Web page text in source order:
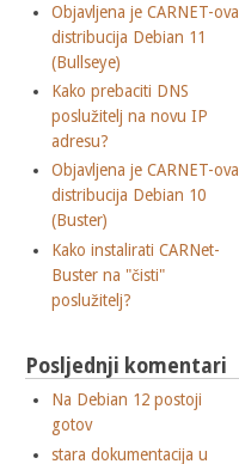
Objavljena je CARNET-ova
distribucija Debian 11
(Bullseye)
Kako prebaciti DNS
poslužitelj na novu IP
adresu?
Objavljena je CARNET-ova
distribucija Debian 10
(Buster)
Kako instalirati CARNet-
Buster na "čisti"
poslužitelj?
Posljednji komentari
Na Debian 12 postoji
gotov
stara dokumentacija u